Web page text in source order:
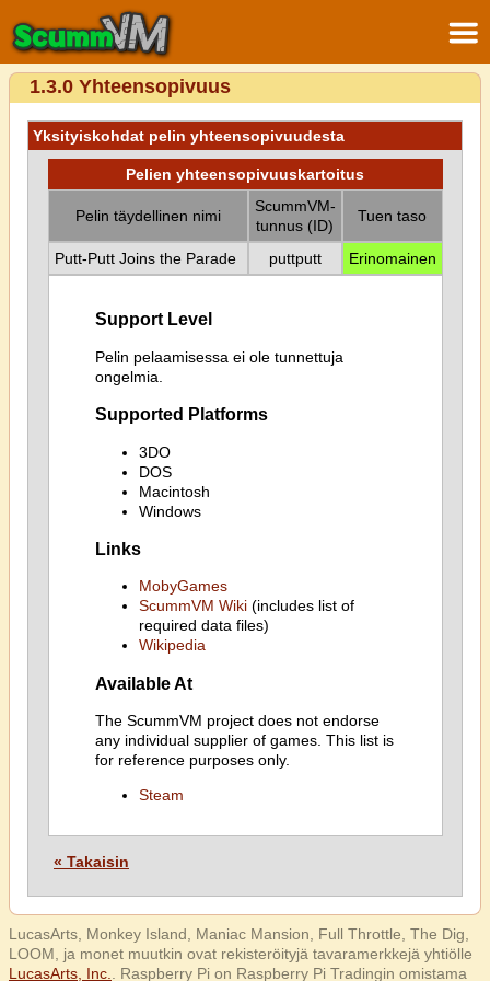
1.3.0 Yhteensopivuus
Yksityiskohdat pelin yhteensopivuudesta
Pelien yhteensopivuuskartoitus
Pelin täydellinen nimi
ScummVM-
tunnus (ID)
Tuen taso
Putt-Putt Joins the Parade puttputt Erinomainen
Support Level
Pelin pelaamisessa ei ole tunnettuja
ongelmia.
Supported Platforms
3DO
DOS
Macintosh
Windows
Links
MobyGames
ScummVM Wiki(includes list of
required data files)
Wikipedia
Available At
The ScummVM project does not endorse
any individual supplier of games. This list is
for reference purposes only.
Steam
« Takaisin
LucasArts, Monkey Island, Maniac Mansion, Full Throttle, The Dig,
LOOM, ja monet muutkin ovat rekisteröityjä tavaramerkkejä yhtiölle
LucasArts, Inc.
. Raspberry Pi on Raspberry Pi Tradingin omistama